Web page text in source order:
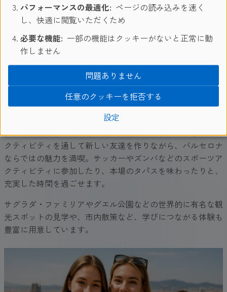
アクティビティ
シュプラッハカフェのグループ留学では、スペインを代表す
る都市で文化体験、観光、国際交流を楽しむことができま
ウェルカムパーティーやクイズナイト、ボウリングなどのア
クティビティを通して新しい友達を作りながら、バルセロナ
ならではの魅力を満喫。サッカーやズンバなどのスポーツア
クティビティに参加したり、本場のタパスを味わったりと、
充実した時間を過ごせます。
サグラダ・ファミリアやグエル公園などの世界的に有名な観
光スポットの見学や、市内散策など、学びにつながる体験も
豊富に用意しています。
パフォーマンスの最適化: ページの読み込みを速く
し、快適に閲覧いただくため
必要な機能: 一部の機能はクッキーがないと正常に動
作しません
設定
任意のクッキーを拒否する
問題ありません